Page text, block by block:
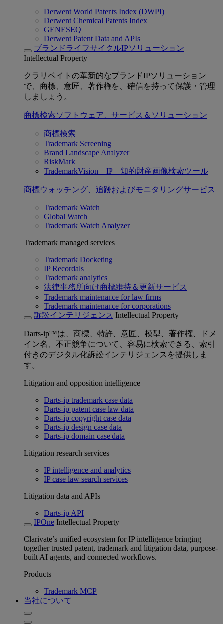
Derwent World Patents Index (DWPI)
Derwent Chemical Patents Index
GENESEQ
Derwent Patent Data and APIs
ブランドライフサイクルIPソリューション
Intellectual Property
クラリベイトの革新的なブランドIPソリューション
で、商標、意匠、著作権を、確信を持って保護・管理
しましょう。
商標検索ソフトウェア、サービス＆ソリューション
商標検索
Trademark Screening
Brand Landscape Analyzer
RiskMark
TrademarkVision – IP 知的財産画像検索ツール
商標ウォッチング、追跡およびモニタリングサービス
Trademark Watch
Global Watch
Trademark Watch Analyzer
Trademark managed services
Trademark Docketing
IP Recordals
Trademark analytics
法律事務所向け商標維持＆更新サービス
Trademark maintenance for law firms
Trademark maintenance for corporations
訴訟インテリジェンス Intellectual Property
Darts-ip™は、商標、特許、意匠、模型、著作権、ドメ
イン名、不正競争について、容易に検索できる、索引
付きのデジタル化訴訟インテリジェンスを提供しま
す。
Litigation and opposition intelligence
Darts-ip trademark case data
Darts-ip patent case law data
Darts-ip copyright case data
Darts-ip design case data
Darts-ip domain case data
Litigation research services
IP intelligence and analytics
IP case law search services
Litigation data and APIs
Darts-ip API
IPOne Intellectual Property
Clarivate’s unified ecosystem for IP intelligence bringing
together trusted patent, trademark and litigation data, purpose-
built AI agents, and connected workflows.
Products
Trademark MCP
当社について